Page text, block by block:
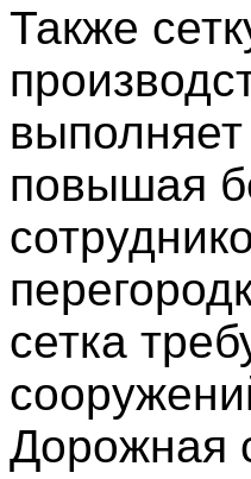
Также
повышая
сетка
Дорожная